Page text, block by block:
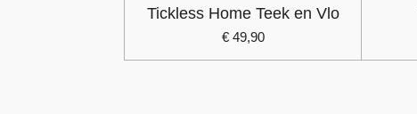
Tickless Home Teek en Vlo
€ 49,90